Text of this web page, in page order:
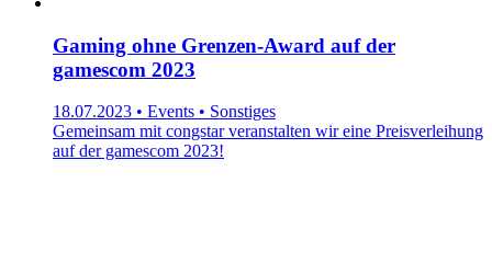
Gaming ohne Grenzen-Award auf der
gamescom 2023
18.07.2023 • Events • Sonstiges
Gemeinsam mit congstar veranstalten wir eine Preisverleihung
auf der gamescom 2023!